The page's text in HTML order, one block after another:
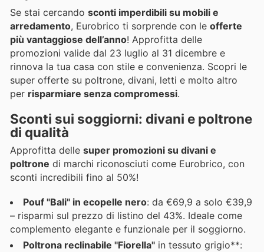
Se stai cercando sconti imperdibili su mobili e
arredamento, Eurobrico ti sorprende con le offerte
più vantaggiose dell’anno! Approfitta delle
promozioni valide dal 23 luglio al 31 dicembre e
rinnova la tua casa con stile e convenienza. Scopri le
super offerte su poltrone, divani, letti e molto altro
per risparmiare senza compromessi.
Sconti sui soggiorni: divani e poltrone
di qualità
Approfitta delle super promozioni su divani e
poltrone di marchi riconosciuti come Eurobrico, con
sconti incredibili fino al 50%!
Pouf "Bali" in ecopelle nero: da €69,9 a solo €39,9
– risparmi sul prezzo di listino del 43%. Ideale come
complemento elegante e funzionale per il soggiorno.
Poltrona reclinabile "Fiorella" in tessuto grigio**: